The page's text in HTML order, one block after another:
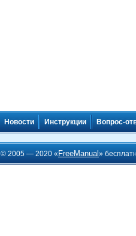
Новости Инструкции Вопрос-
© 2005 — 2020 « FreeManual»